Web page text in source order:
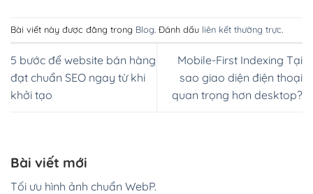
Bài viết này được đăng trong Blog. Đánh dấu liên kết thường trực.
5 bước để website bán hàng
đạt chuẩn SEO ngay từ khi
khởi tạo
Mobile-First Indexing Tại
sao giao diện điện thoại
quan trọng hơn desktop?
Bài viết mới
Tối ưu hình ảnh chuẩn WebP.